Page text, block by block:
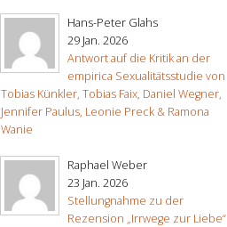
Hans-Peter Glahs
29 Jan. 2026
Antwort auf die Kritik an der
empirica Sexualitätsstudie von
Tobias Künkler, Tobias Faix, Daniel Wegner,
Jennifer Paulus, Leonie Preck & Ramona
Wanie
Raphael Weber
23 Jan. 2026
Stellungnahme zu der
Rezension „Irrwege zur Liebe“